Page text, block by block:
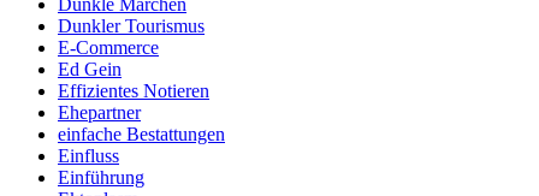
Dunkler Tourismus
E-Commerce
Ed Gein
Effizientes Notieren
Ehepartner
einfache Bestattungen
Einfluss
Einführung